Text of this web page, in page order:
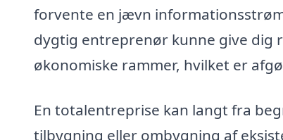
forvente en jævn
dygtig entreprenør kunne give dig
økonomiske rammer, hvilket er
En totalentreprise kan langt fra
tilbygning eller ombygning af